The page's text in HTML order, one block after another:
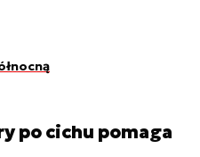
po cichu pomaga